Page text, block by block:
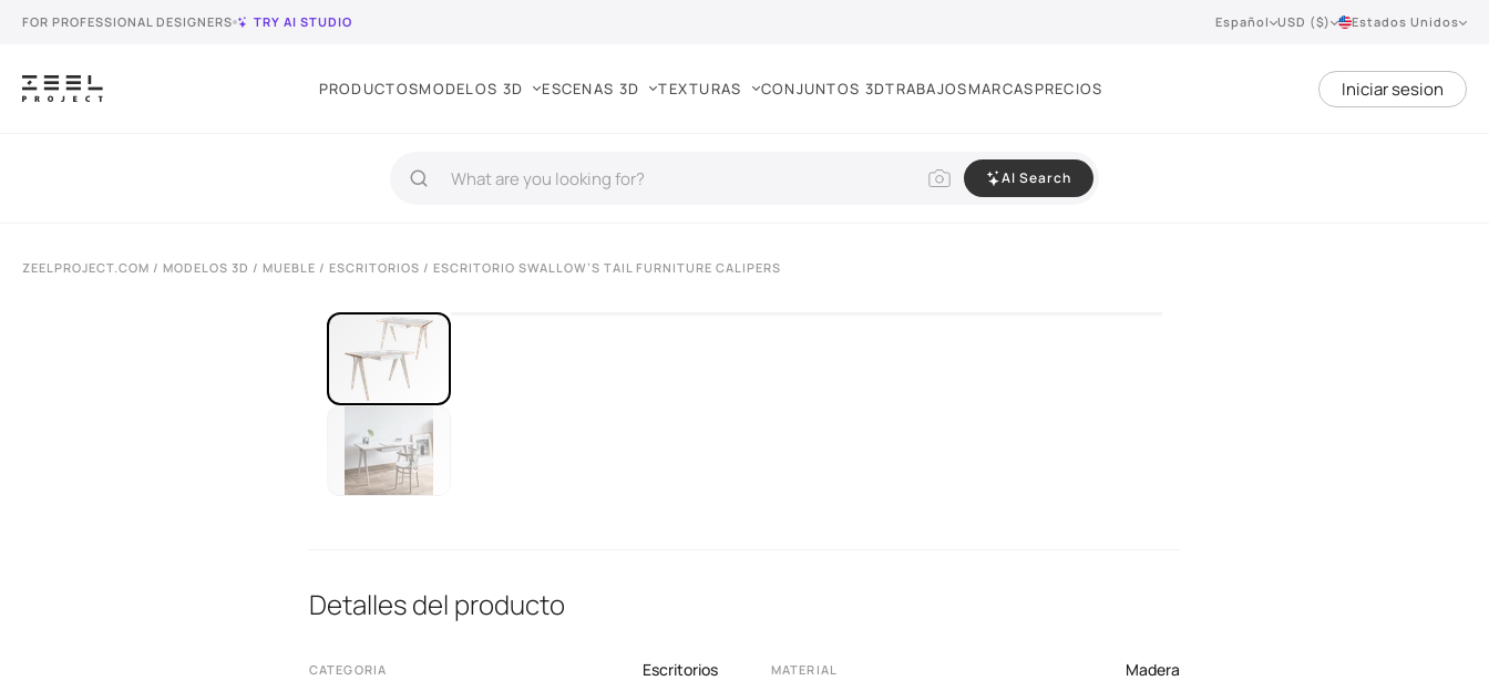
FOR PROFESSIONAL DESIGNERS TRY AI STUDIO Español USD ($) Estados Unidos
PRODUCTOSMODELOS 3D ESCENAS 3D TEXTURAS CONJUNTOS 3DTRABAJOSMARCASPRECIOS Iniciar sesion
AI Search
ZEELPROJECT.COM / MODELOS 3D / MUEBLE / ESCRITORIOS / ESCRITORIO SWALLOW’S TAIL FURNITURE CALIPERS
Detalles del producto
CATEGORIA Escritorios MATERIAL Madera